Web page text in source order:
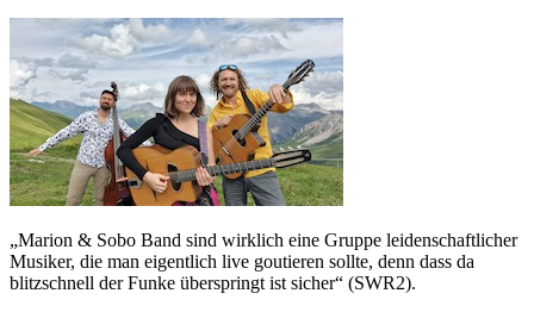
„Marion & Sobo Band sind wirklich eine Gruppe leidenschaftlicher
Musiker, die man eigentlich live goutieren sollte, denn dass da
blitzschnell der Funke überspringt ist sicher“ (SWR2).